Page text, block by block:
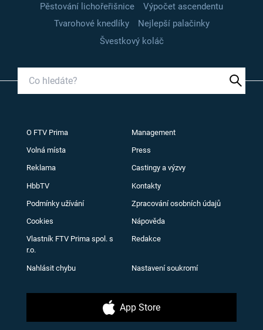
Pěstování lichořeřišnice
Výpočet ascendentu
Tvarohové knedlíky
Nejlepší palačinky
Švestkový koláč
O FTV Prima Management
Volná místa Press
Reklama Castingy a výzvy
HbbTV Kontakty
Podmínky užívání Zpracování osobních údajů
Cookies Nápověda
Vlastník FTV Prima spol. s
r.o.
Redakce
Nahlásit chybu Nastavení soukromí
App Store